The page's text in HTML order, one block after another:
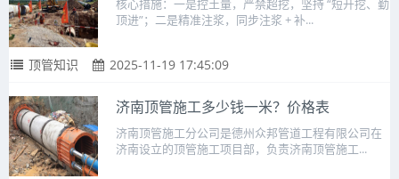
核心措施：一是控土量，严禁超挖，坚持 “短开挖、勤
顶进”；二是精准注浆，同步注浆 + 补...
顶管知识 2025-11-19 17:45:09
济南顶管施工多少钱一米？价格表
济南顶管施工分公司是德州众邦管道工程有限公司在
济南设立的顶管施工项目部，负责济南顶管施工...